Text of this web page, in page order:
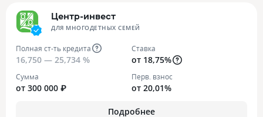
Центр-инвест
ДЛЯ МНОГОДЕТНЫХ СЕМЕЙ
Полная ст-ть кредита
16,750 — 25,734 %
Ставка
от 18,75%
Сумма
от 300 000 ₽
Перв. взнос
от 20,01%
Подробнее